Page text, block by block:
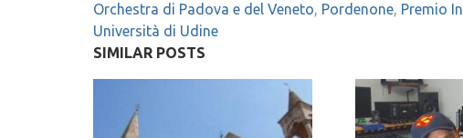
Orchestra di Padova e del Veneto, Pordenone, Premio
Università di Udine
SIMILAR POSTS